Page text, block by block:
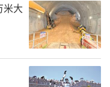
米大